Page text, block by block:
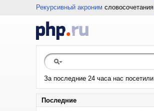
Рекурсивный акроним словосочетания
За последние 24 часа нас посетили
Последние